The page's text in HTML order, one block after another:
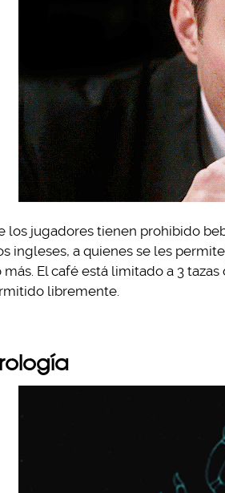
los jugadores tienen prohibido
ingleses, a quienes se les
más. El café está limitado a 3
libremente.